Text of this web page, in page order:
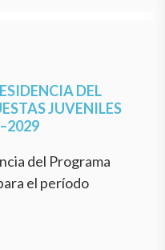
DEL
JUVENILES
del Programa
el período